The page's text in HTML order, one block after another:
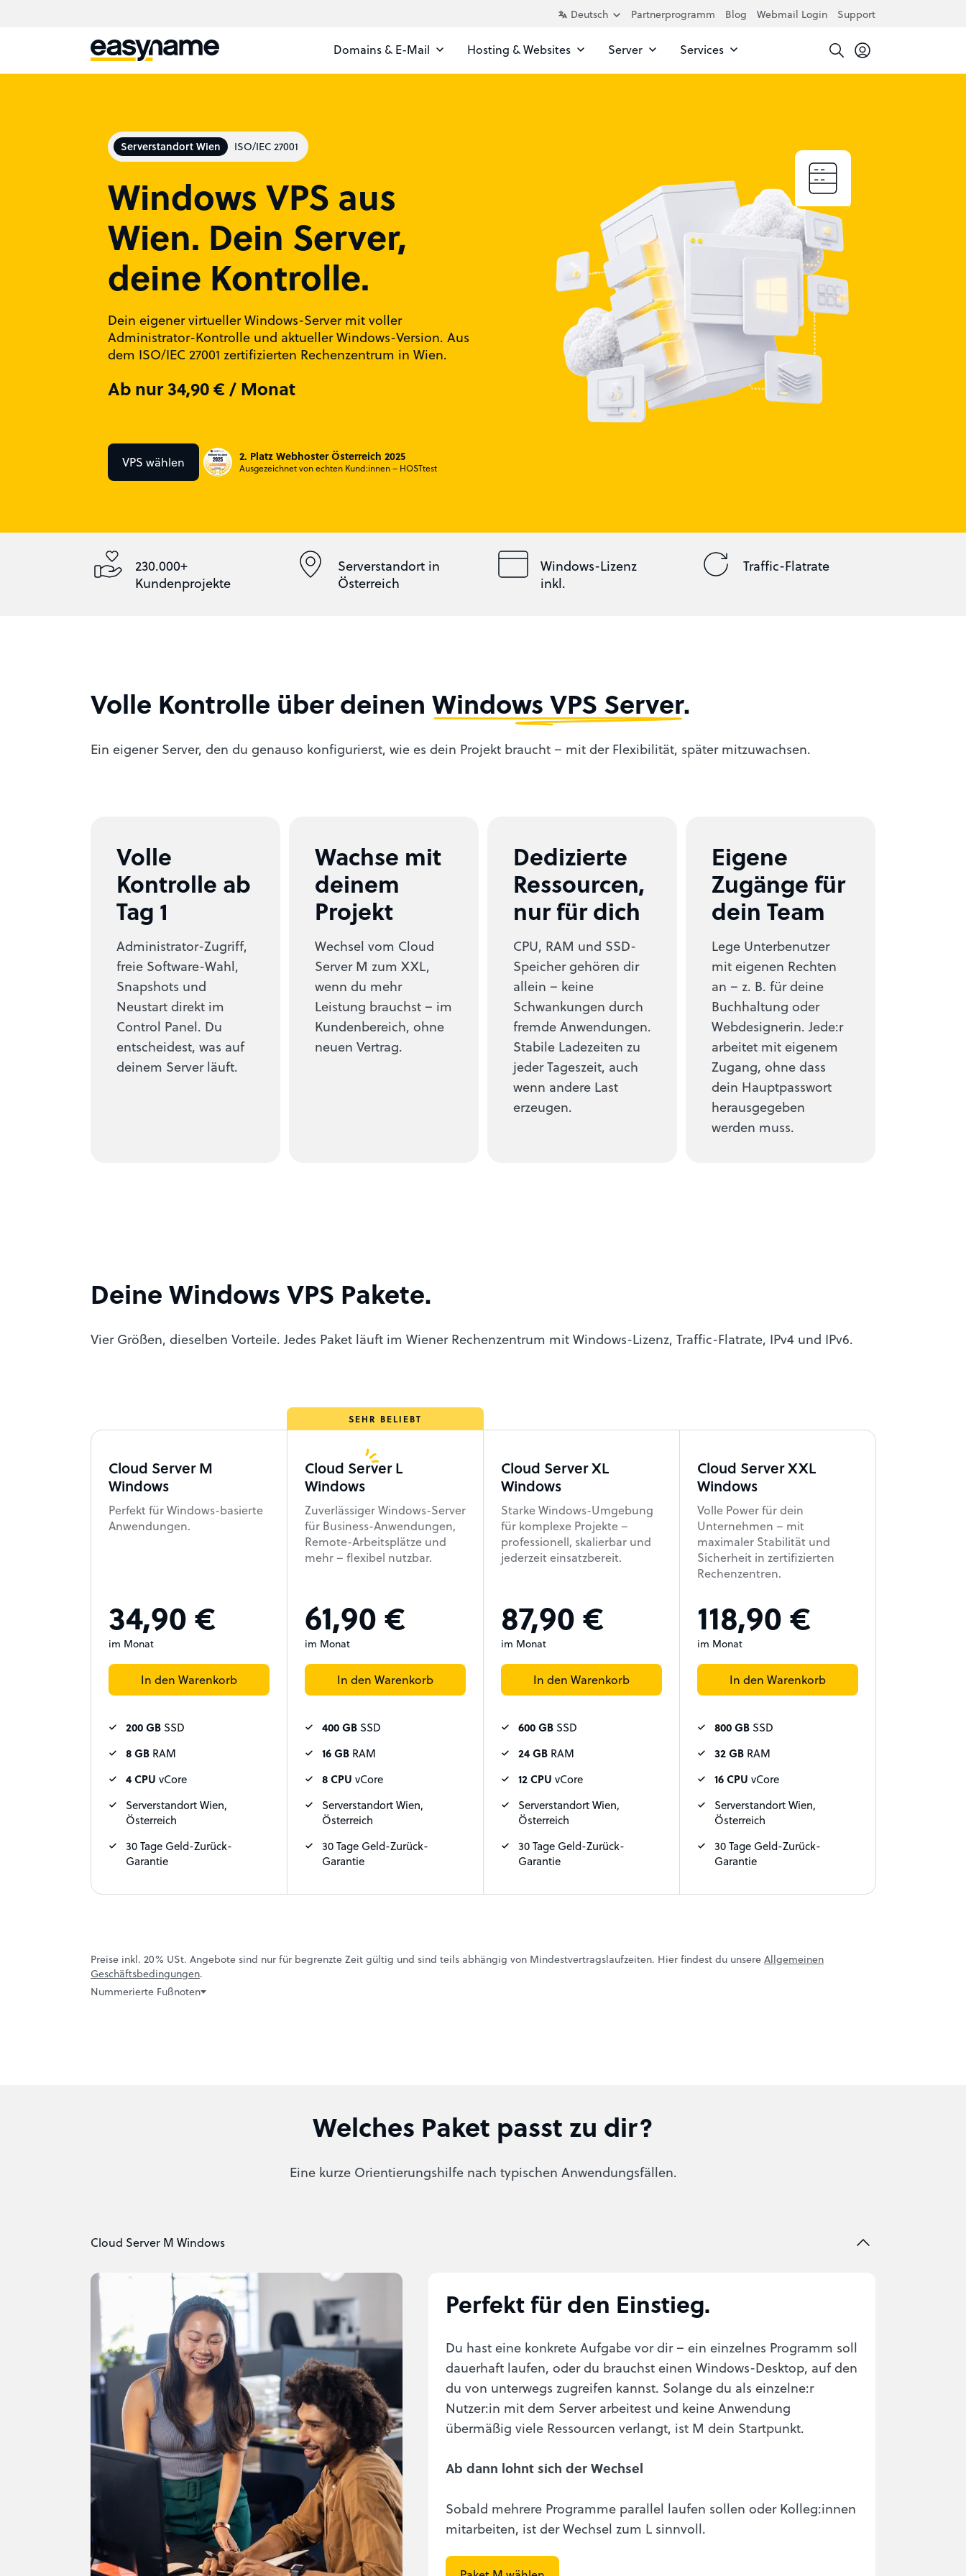
Partnerprogramm Blog Webmail Login Support
Domains & E-Mail Hosting & Websites Server Services
Serverstandort Wien ISO/IEC 27001
Windows VPS aus
Wien. Dein Server,
deine Kontrolle.
Ab nur 34,90 € / Monat
VPS wählen 2. Platz Webhoster Österreich 2025
Ausgezeichnet von echten Kund:innen – HOSTtest
Dein eigener virtueller Windows-Server mit voller
Administrator-Kontrolle und aktueller Windows-Version. Aus
dem ISO/IEC 27001 zertifizierten Rechenzentrum in Wien.
230.000+
Kundenprojekte
Serverstandort in
Österreich
Windows-Lizenz
inkl.
Traffic-Flatrate
Volle Kontrolle über deinen Windows VPS Server.
Ein eigener Server, den du genauso konfigurierst, wie es dein Projekt braucht – mit der Flexibilität, später mitzuwachsen.
Volle
Kontrolle ab
Tag 1
Administrator-Zugriff,
freie Software-Wahl,
Snapshots und
Neustart direkt im
Control Panel. Du
entscheidest, was auf
deinem Server läuft.
Wachse mit
deinem
Projekt
Wechsel vom Cloud
Server M zum XXL,
wenn du mehr
Leistung brauchst – im
Kundenbereich, ohne
neuen Vertrag.
Dedizierte
Ressourcen,
nur für dich
CPU, RAM und SSD-
Speicher gehören dir
allein – keine
Schwankungen durch
fremde Anwendungen.
Stabile Ladezeiten zu
jeder Tageszeit, auch
wenn andere Last
erzeugen.
Eigene
Zugänge für
dein Team
Lege Unterbenutzer
mit eigenen Rechten
an – z. B. für deine
Buchhaltung oder
Webdesignerin. Jede:r
arbeitet mit eigenem
Zugang, ohne dass
dein Hauptpasswort
herausgegeben
werden muss.
Deine Windows VPS Pakete.
Vier Größen, dieselben Vorteile. Jedes Paket läuft im Wiener Rechenzentrum mit Windows-Lizenz, Traffic-Flatrate, IPv4 und IPv6.
Cloud Server M
Windows
Perfekt für Windows-basierte
Anwendungen.
34,90 €
im Monat
In den Warenkorb
200 GB SSD
8 GB RAM
4 CPU vCore
Serverstandort Wien,
Österreich
30 Tage Geld-Zurück-
Garantie
Cloud Server L
Windows
Zuverlässiger Windows-Server
für Business-Anwendungen,
Remote-Arbeitsplätze und
mehr – flexibel nutzbar.
61,90 €
im Monat
In den Warenkorb
400 GB SSD
16 GB RAM
8 CPU vCore
Serverstandort Wien,
Österreich
30 Tage Geld-Zurück-
Garantie
Cloud Server XL
Windows
Starke Windows-Umgebung
für komplexe Projekte –
professionell, skalierbar und
jederzeit einsatzbereit.
87,90 €
im Monat
In den Warenkorb
600 GB SSD
24 GB RAM
12 CPU vCore
Serverstandort Wien,
Österreich
30 Tage Geld-Zurück-
Garantie
Cloud Server XXL
Windows
Volle Power für dein
Unternehmen – mit
maximaler Stabilität und
Sicherheit in zertifizierten
Rechenzentren.
118,90 €
im Monat
In den Warenkorb
800 GB SSD
32 GB RAM
16 CPU vCore
Serverstandort Wien,
Österreich
30 Tage Geld-Zurück-
Garantie
Preise inkl. 20% USt. Angebote sind nur für begrenzte Zeit gültig und sind teils abhängig von Mindestvertragslaufzeiten. Hier findest du unsereAllgemeinen
Geschäftsbedingungen.
Nummerierte Fußnoten
Welches Paket passt zu dir?
Eine kurze Orientierungshilfe nach typischen Anwendungsfällen.
Cloud Server M Windows
Perfekt für den Einstieg.
Du hast eine konkrete Aufgabe vor dir – ein einzelnes Programm soll
dauerhaft laufen, oder du brauchst einen Windows-Desktop, auf den
du von unterwegs zugreifen kannst. Solange du als einzelne:r
Nutzer:in mit dem Server arbeitest und keine Anwendung
übermäßig viele Ressourcen verlangt, ist M dein Startpunkt.
Ab dann lohnt sich der Wechsel
Sobald mehrere Programme parallel laufen sollen oder Kolleg:innen
mitarbeiten, ist der Wechsel zum L sinnvoll.